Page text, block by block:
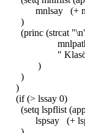
mnlsay (+
)
(princ (strcat
" Klasöründe
)
)
)
(if (> lssay 0)
(setq lspflist
lspsay (+